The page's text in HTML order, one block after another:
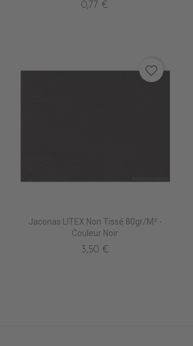
0,77 €
Jaconas LITEX Non Tissé 80gr/m² -
Couleur Noir
3,50 €
favorite_border